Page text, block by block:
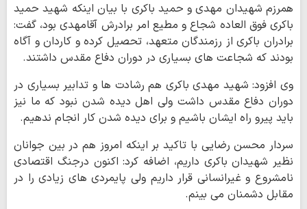
همرزم شهیدان مهدی و حمید باکری با بیان اینکه شهید حمید
باکری فوق العاده شجاع و مطیع امر برادرش آقامهدی بود، گفت:
برادران باکری از رزمندگان متعهد، تحصیل کرده و کاردان و آگاه
بودند که شجاعت های بسیاری در دوران دفاع مقدس داشتند.
وی افزود: شهید مهدی باکری هم رشادت ها و تدابیر بسیاری در
دوران دفاع مقدس داشت ولی اهل دیده شدن نبود که ما نیز
باید پیرو راه ایشان باشیم و برای دیده شدن کار انجام ندهیم.
سردار محسن رضایی با تاکید بر اینکه امروز هم در بین جوانان
نظیر شهیدان باکری داریم، اضافه کرد: اکنون درجنگ اقتصادی
نامشروع و غیرانسانی قرار داریم ولی پایمردی های زیادی را در
مقابل دشمنان می بینم.